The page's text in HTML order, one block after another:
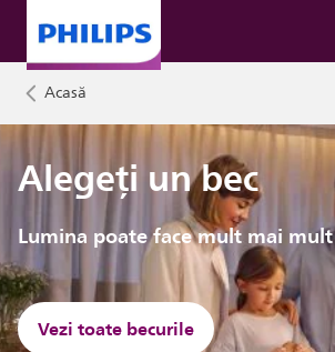
Acasă
Alegeți un bec
Lumina poate face mult mai mult
Vezi toate becurile